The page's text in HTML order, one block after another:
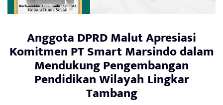
Anggota DPRD Malut Apresiasi
Komitmen PT Smart Marsindo dalam
Mendukung Pengembangan
Pendidikan Wilayah Lingkar
Tambang